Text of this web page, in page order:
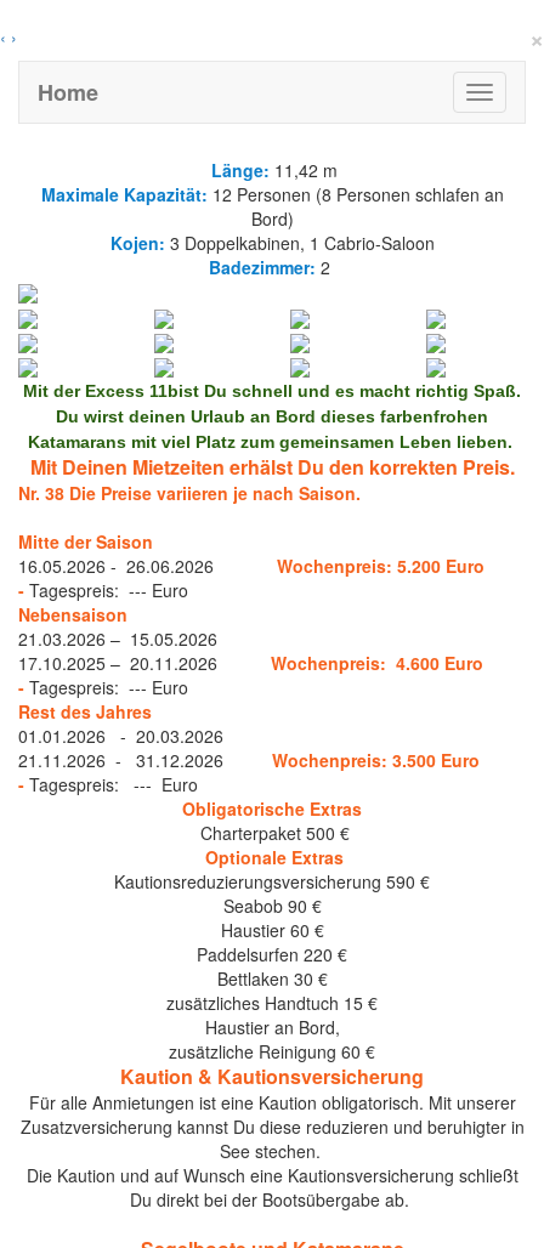
‹ › ×
Home
Länge: 11,42 m
Maximale Kapazität: 12 Personen (8 Personen schlafen an
Bord)
Kojen: 3 Doppelkabinen, 1 Cabrio-Saloon
Badezimmer: 2
Mit der Excess 11bist Du schnell und es macht richtig Spaß.
Du wirst deinen Urlaub an Bord dieses farbenfrohen
Katamarans mit viel Platz zum gemeinsamen Leben lieben.
Mit Deinen Mietzeiten erhälst Du den korrekten Preis.
Nr. 38 Die Preise variieren je nach Saison.
Mitte der Saison
16.05.2026 - 26.06.2026 Wochenpreis: 5.200 Euro
- Tagespreis: --- Euro
Nebensaison
21.03.2026 – 15.05.2026
17.10.2025 – 20.11.2026 Wochenpreis: 4.600 Euro
- Tagespreis: --- Euro
Rest des Jahres
01.01.2026 - 20.03.2026
21.11.2026 - 31.12.2026 Wochenpreis: 3.500 Euro
- Tagespreis: --- Euro
Obligatorische Extras
Charterpaket 500 €
Optionale Extras
Kautionsreduzierungsversicherung 590 €
Seabob 90 €
Haustier 60 €
Paddelsurfen 220 €
Bettlaken 30 €
zusätzliches Handtuch 15 €
Haustier an Bord,
zusätzliche Reinigung 60 €
Kaution & Kautionsversicherung
Für alle Anmietungen ist eine Kaution obligatorisch. Mit unserer
Zusatzversicherung kannst Du diese reduzieren und beruhigter in
See stechen.
Die Kaution und auf Wunsch eine Kautionsversicherung schließt
Du direkt bei der Bootsübergabe ab.